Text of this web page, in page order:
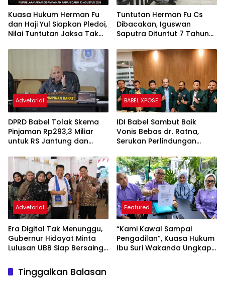
Kuasa Hukum Herman Fu
dan Haji Yul Siapkan Pledoi,
Nilai Tuntutan Jaksa Tak
Tuntutan Herman Fu Cs
Dibacakan, Iguswan
Saputra Dituntut 7 Tahun
Pengganti Rp45 Miliar
Advetorial
DPRD Babel Tolak Skema
Pinjaman Rp293,3 Miliar
untuk RS Jantung dan
Kejar Royalti Timah
BABEL XPOSE
IDI Babel Sambut Baik
Vonis Bebas dr. Ratna,
Serukan Perlindungan
Tenaga Kesehatan
Advetorial
Era Digital Tak Menunggu,
Gubernur Hidayat Minta
Lulusan UBB Siap Bersaing
Featured
“Kami Kawal Sampai
Pengadilan”, Kuasa Hukum
Ibu Suri Wakanda Ungkap
Tinggalkan Balasan